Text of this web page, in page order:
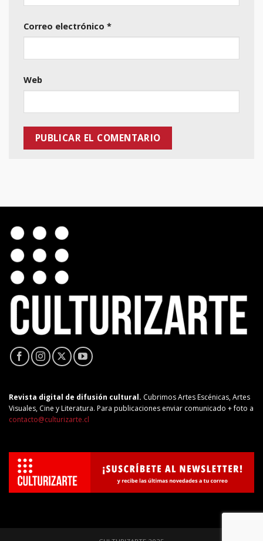
Correo electrónico *
Web
Revista digital de difusión cultural. Cubrimos Artes Escénicas, Artes
Visuales, Cine y Literatura. Para publicaciones enviar comunicado + foto a
contacto@culturizarte.cl